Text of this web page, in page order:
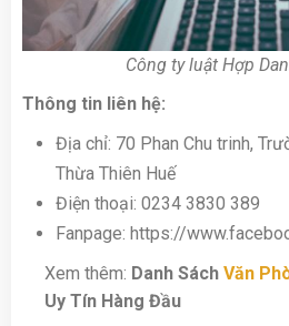
Công ty luật Hợp
Thông tin liên hệ:
Địa chỉ: 70 Phan Chu trinh,
Thừa Thiên Huế
Điện thoại: 0234 3830 389
Fanpage: https://
Xem thêm: Danh Sách Văn
Uy Tín Hàng Đầu